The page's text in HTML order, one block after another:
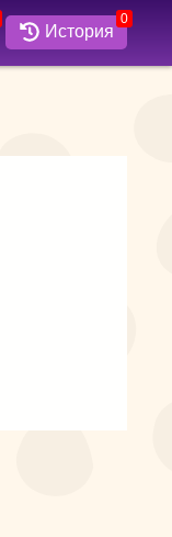
История
0